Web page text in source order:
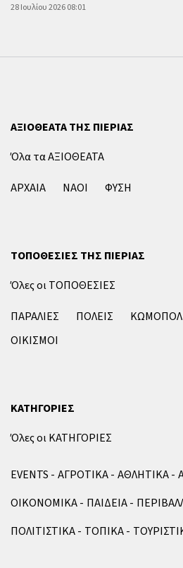
28 Ιουλίου 2026 08:01
ΑΞΙΟΘΕΑΤΑ ΤΗΣ ΠΙΕΡΙΑΣ
Όλα τα ΑΞΙΟΘΕΑΤΑ
ΑΡΧΑΙΑ
ΝΑΟΙ ΦΥΣΗ
ΤΟΠΟΘΕΣΙΕΣ ΤΗΣ ΠΙΕΡΙΑΣ
Όλες οι ΤΟΠΟΘΕΣΙΕΣ
ΠΑΡΑΛΙΕΣ
ΠΟΛΕΙΣ
ΟΙΚΙΣΜΟΙ
ΚΑΤΗΓΟΡΙΕΣ
Όλες οι ΚΑΤΗΓΟΡΙΕΣ
EVENTS ΑΓΡΟΤΙΚΑ ΑΘΛΗΤΙΚΑ
ΟΙΚΟΝΟΜΙΚΑ
ΠΑΙΔΕΙΑ
ΠΟΛΙΤΙΣΤΙΚΑ
ΤΟΠΙΚΑ